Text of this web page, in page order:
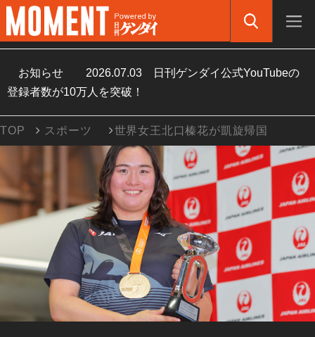
お知らせ 2026.07.03
日刊ゲンダイ公式YouTubeの
登録者数が10万人を突破！
TOP スポーツ 世界女王北口榛花が凱旋帰国